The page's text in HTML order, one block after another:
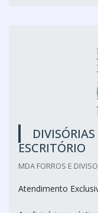
ESCRITÓRIO
MDA FORROS E
Atendimento